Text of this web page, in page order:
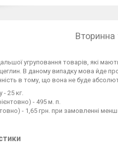
Вторинна
угруповання товарів, які
В даному випадку мова йде
в тому, що вона не буде
25 кг.
- 495 м. п.
- 1,65 грн. при замовленні менш